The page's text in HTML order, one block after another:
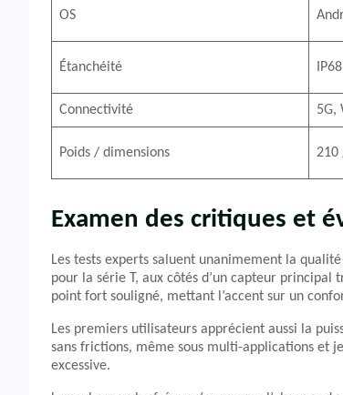
OS
Étanchéité IP68
Connectivité 5G,
Poids / dimensions 210
Examen des critiques et
Les tests experts saluent unanimement la
pour la série T, aux côtés d’un capteur
point fort souligné, mettant l’accent sur un
Les premiers utilisateurs apprécient aussi la
sans frictions, même sous multi-applications et
excessive.